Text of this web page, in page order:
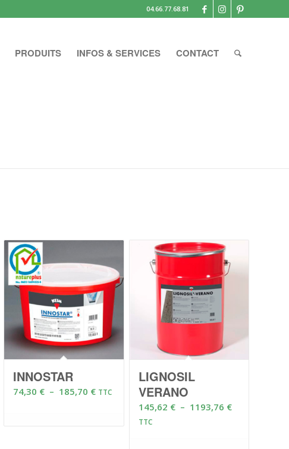
04.66.77.68.81
PRODUITS INFOS & SERVICES CONTACT
INNOSTAR
74,30 € – 185,70 €Plage
TTC
LIGNOSIL
VERANO
145,62 € – 1193,76 €Plage
TTC